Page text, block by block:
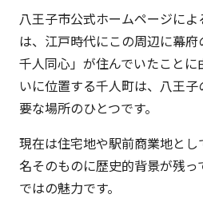
八王子市公式ホームページに
は、江戸時代にこの周辺に幕
千人同心」が住んでいたこと
いに位置する千人町は、八王
要な場所のひとつです。
現在は住宅地や駅前商業地と
名そのものに歴史的背景が残
ではの魅力です。